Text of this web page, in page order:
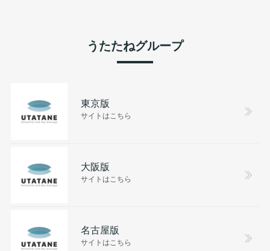
うたたねグループ
東京版
サイトはこちら
大阪版
サイトはこちら
名古屋版
サイトはこちら